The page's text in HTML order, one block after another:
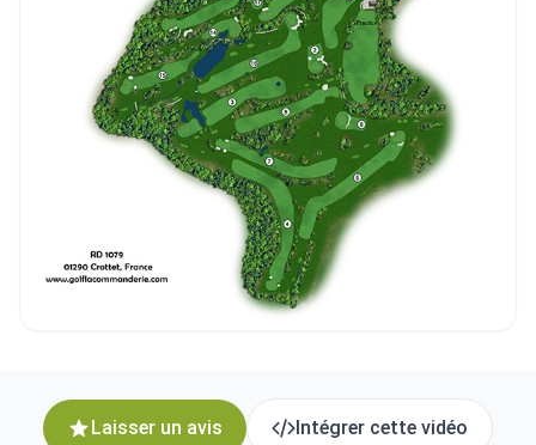
Laisser un avis Intégrer cette vidéo